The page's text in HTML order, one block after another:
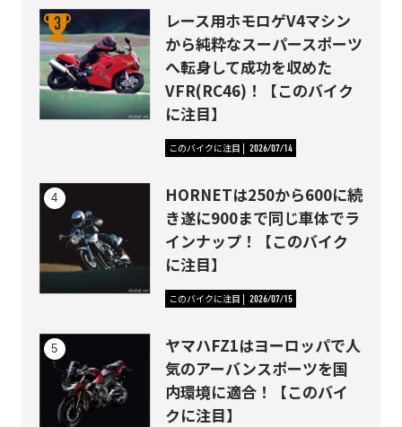
レース用ホモロゲV4マシン
から純粋なスーパースポーツ
へ転身して成功を収めた
VFR(RC46)！【このバイク
に注目】
このバイクに注目 2026/07/14
HORNETは250から600に続
き遂に900まで同じ車体でラ
インナップ！【このバイク
に注目】
このバイクに注目 2026/07/15
ヤマハFZ1はヨーロッパで人
気のアーバンスポーツを国
内環境に適合！【このバイ
クに注目】